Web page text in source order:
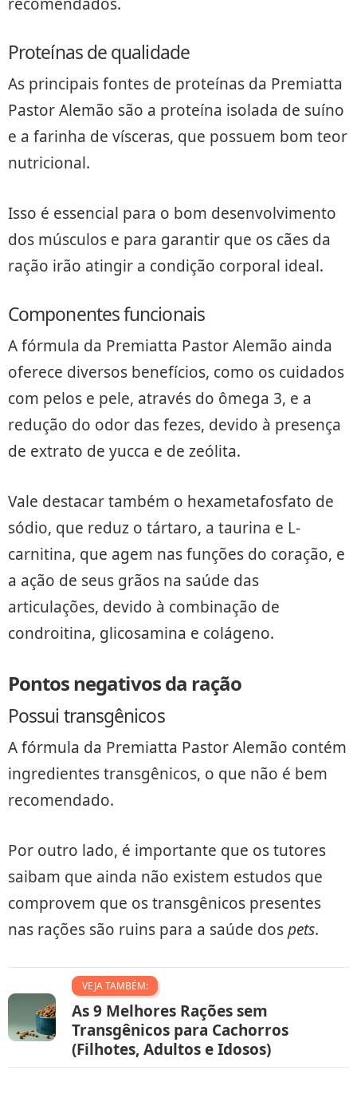
Proteínas de qualidade
As principais fontes de proteínas da Premiatta
Pastor Alemão são a proteína isolada de suíno
e a farinha de vísceras, que possuem bom teor
nutricional.
Isso é essencial para o bom desenvolvimento
dos músculos e para garantir que os cães da
ração irão atingir a condição corporal ideal.
Componentes funcionais
A fórmula da Premiatta Pastor Alemão ainda
oferece diversos benefícios, como os cuidados
com pelos e pele, através do ômega 3, e a
redução do odor das fezes, devido à presença
de extrato de yucca e de zeólita.
Vale destacar também o hexametafosfato de
sódio, que reduz o tártaro, a taurina e L-
carnitina, que agem nas funções do coração, e
a ação de seus grãos na saúde das
articulações, devido à combinação de
condroitina, glicosamina e colágeno.
Pontos negativos da ração
Possui transgênicos
A fórmula da Premiatta Pastor Alemão contém
ingredientes transgênicos, o que não é bem
recomendado.
Por outro lado, é importante que os tutores
saibam que ainda não existem estudos que
comprovem que os transgênicos presentes
nas rações são ruins para a saúde dospets.
VEJA TAMBÉM:
As 9 Melhores Rações sem
Transgênicos para Cachorros
(Filhotes, Adultos e Idosos)